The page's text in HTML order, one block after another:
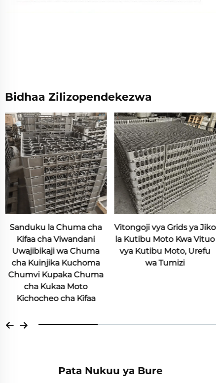
Bidhaa Zilizopendekezwa
cha
Kifaa
Vitongoji vya Grids ya Jiko
la Kutibu Moto Kwa Vituo
vya Kutibu Moto, Urefu
wa Tumizi
Vipenge vya
Kichomi cha
Pata Nukuu ya Bure